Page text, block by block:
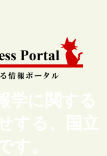
学に関する
する、国立
す。